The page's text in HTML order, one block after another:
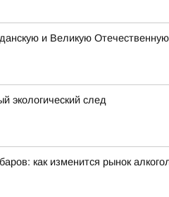
и Великую
экологический след
как изменится рынок